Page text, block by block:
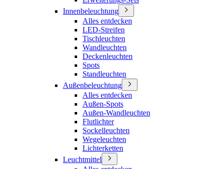
Innenbeleuchtung
Alles entdecken
LED-Streifen
Tischleuchten
Wandleuchten
Deckenleuchten
Spots
Standleuchten
Außenbeleuchtung
Alles entdecken
Außen-Spots
Außen-Wandleuchten
Flutlichter
Sockelleuchten
Wegeleuchten
Lichterketten
Leuchtmittel